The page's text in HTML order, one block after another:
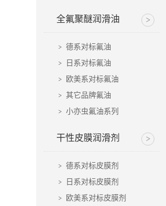
全氟聚醚润滑油
德系对标氟油
日系对标氟油
欧美系对标氟油
其它品牌氟油
小亦虫氟油系列
干性皮膜润滑剂
德系对标皮膜剂
日系对标皮膜剂
欧美系对标皮膜剂